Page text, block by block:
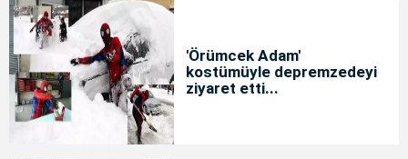
'Örümcek Adam'
kostümüyle depremzedeyi
ziyaret etti...